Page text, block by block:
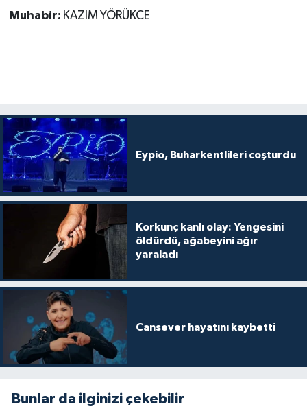
Muhabir: KAZIM YÖRÜKCE
Eypio, Buharkentlileri coşturdu
Korkunç kanlı olay: Yengesini
öldürdü, ağabeyini ağır
yaraladı
Cansever hayatını kaybetti
Bunlar da ilginizi çekebilir